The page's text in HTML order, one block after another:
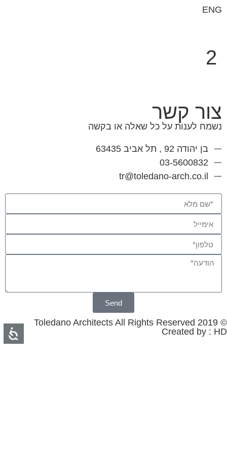
ENG
2
צור קשר
נשמח לענות על כל שאלה או בקשה
בן יהודה 92 , תל אביב 63435
03-5600832
tr@toledano-arch.co.il
Send
© 2019 Toledano Architects All Rights Reserved
Created by : HD